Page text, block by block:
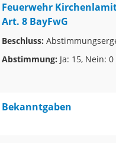
Feuerwehr
Art. 8 BayFwG
Beschluss:
Abstimmung: Ja: 15, Nein: 0
Bekanntgaben